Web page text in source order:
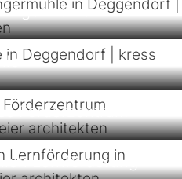
Förderzentrum
Lernförderung